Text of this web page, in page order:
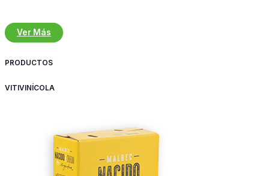
Ver Más
PRODUCTOS
VITIVINÍCOLA